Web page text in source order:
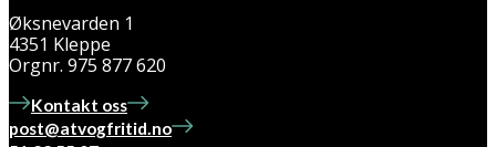
Øksnevarden 1
4351 Kleppe
Orgnr. 975 877 620
Kontakt oss
post@atvogfritid.no